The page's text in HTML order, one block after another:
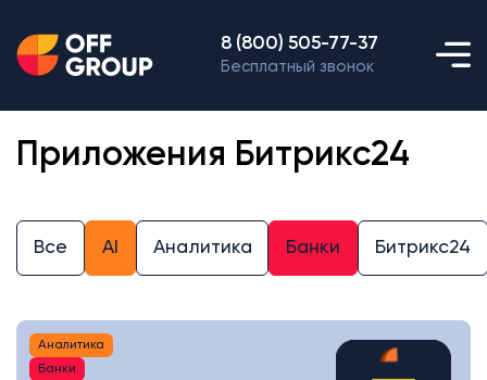
8 (800) 505-77-37
Бесплатный звонок
Приложения Битрикс24
Все AI Аналитика Банки Битрикс24
Аналитика
Банки